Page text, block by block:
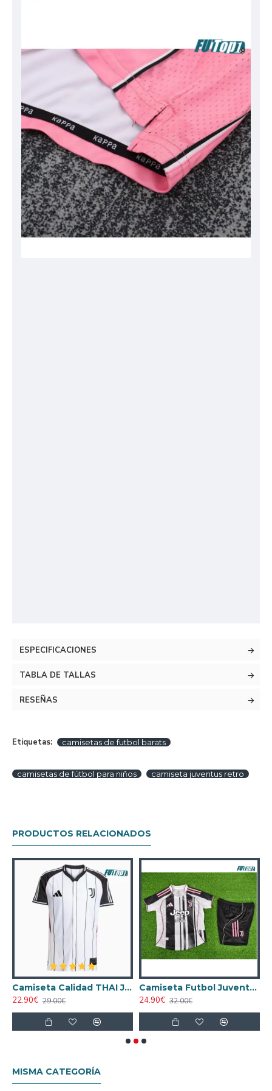
ESPECIFICACIONES
TABLA DE TALLAS
RESEÑAS
Etiquetas: camisetas de futbol barats
camisetas de fútbol para niños camiseta juventus retro
PRODUCTOS RELACIONADOS
Camiseta Calidad THAI Juventus 2025/26 Baseball Shirt Blanco/Negro
22.90€ 29.00€
Camiseta Futbol Juventus Local 2025/26 Niño Versión Jugador
24.90€ 32.00€
MISMA CATEGORÍA